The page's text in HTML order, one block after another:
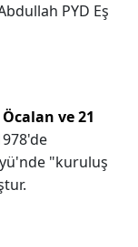
PYD Eş
ve 21
"kuruluş